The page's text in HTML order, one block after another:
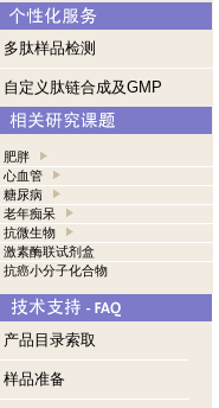
多肽样品检测
自定义肽链合成及GMP
肥胖
心血管
糖尿病
老年痴呆
抗微生物
激素酶联试剂盒
抗癌小分子化合物
产品目录索取
样品准备